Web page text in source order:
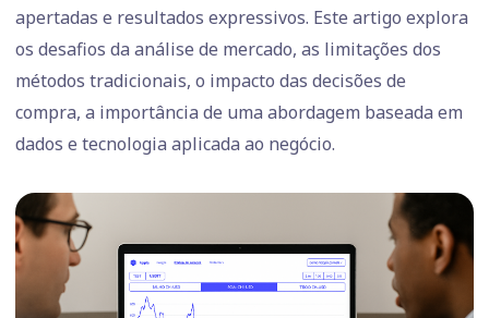
apertadas e resultados expressivos. Este artigo explora
os desafios da análise de mercado, as limitações dos
métodos tradicionais, o impacto das decisões de
compra, a importância de uma abordagem baseada em
dados e tecnologia aplicada ao negócio.